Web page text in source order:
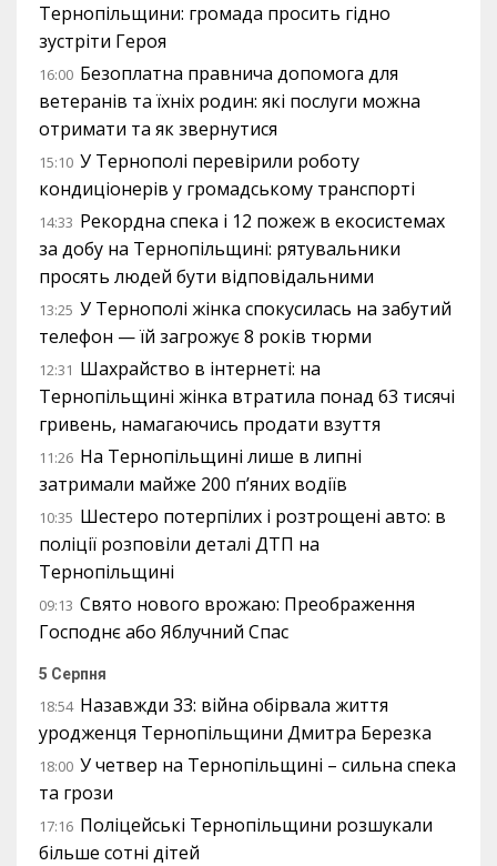
Тернопільщини: громада просить гідно
зустріти Героя
16:00 Безоплатна правнича допомога для
ветеранів та їхніх родин: які послуги можна
отримати та як звернутися
15:10 У Тернополі перевірили роботу
кондиціонерів у громадському транспорті
14:33 Рекордна спека і 12 пожеж в екосистемах
за добу на Тернопільщині: рятувальники
просять людей бути відповідальними
13:25 У Тернополі жінка спокусилась на забутий
телефон — їй загрожує 8 років тюрми
12:31 Шахрайство в інтернеті: на
Тернопільщині жінка втратила понад 63 тисячі
гривень, намагаючись продати взуття
11:26 На Тернопільщині лише в липні
затримали майже 200 п’яних водіїв
10:35 Шестеро потерпілих і розтрощені авто: в
поліції розповіли деталі ДТП на
Тернопільщині
09:13 Свято нового врожаю: Преображення
Господнє або Яблучний Спас
5 Серпня
18:54 Назавжди 33: війна обірвала життя
уродженця Тернопільщини Дмитра Березка
18:00 У четвер на Тернопільщині – сильна спека
та грози
17:16 Поліцейські Тернопільщини розшукали
більше сотні дітей